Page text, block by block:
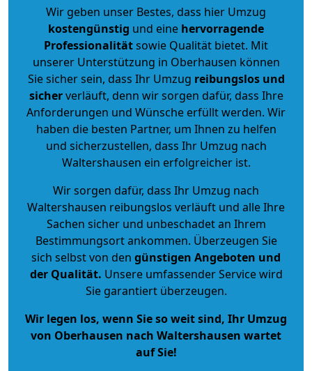
Wir geben unser Bestes, dass hier Umzug
kostengünstig und eine hervorragende
Professionalitätsowie Qualität bietet. Mit
unserer Unterstützung in Oberhausen können
Sie sicher sein, dass Ihr Umzug reibungslos und
sicherverläuft, denn wir sorgen dafür, dass Ihre
Anforderungen und Wünsche erfüllt werden. Wir
haben die besten Partner, um Ihnen zu helfen
und sicherzustellen, dass Ihr Umzug nach
Waltershausen ein erfolgreicher ist.
Wir sorgen dafür, dass Ihr Umzug nach
Waltershausen reibungslos verläuft und alle Ihre
Sachen sicher und unbeschadet an Ihrem
Bestimmungsort ankommen. Überzeugen Sie
sich selbst von den günstigen Angeboten und
der Qualität. Unsere umfassender Service wird
Sie garantiert überzeugen.
Wir legen los, wenn Sie so weit sind, Ihr Umzug
von Oberhausen nach Waltershausen wartet
auf Sie!